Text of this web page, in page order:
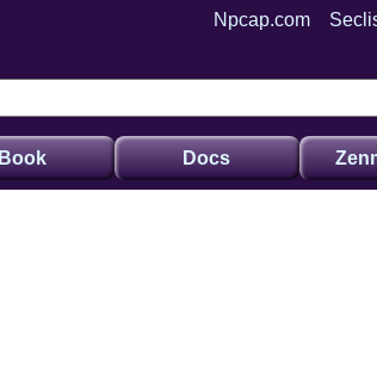
Npcap.com
Book Docs